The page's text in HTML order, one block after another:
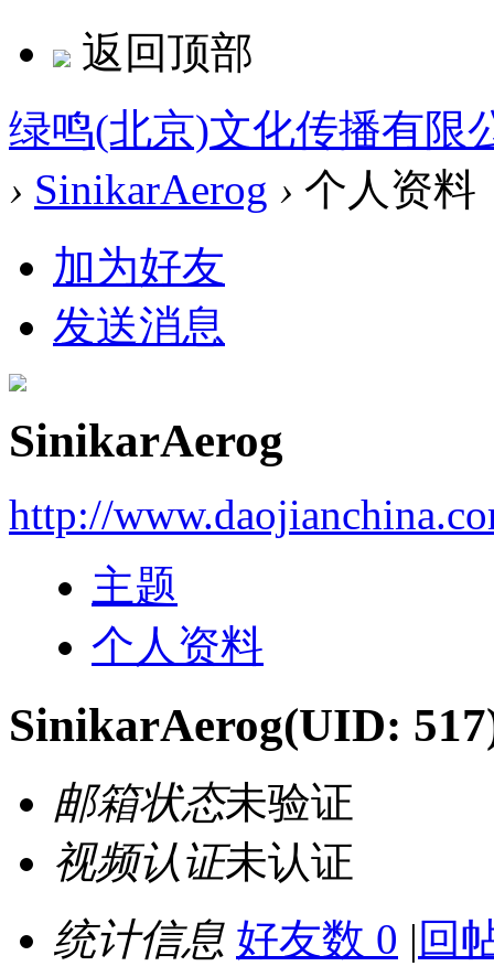
返回顶部
绿鸣(北京)文化传播有限
› SinikarAerog › 个人资料
加为好友
发送消息
SinikarAerog
http://
主题
个人资料
SinikarAerog(UID:
邮箱状态未验证
视频认证未认证
统计信息 好友数 0 | 回